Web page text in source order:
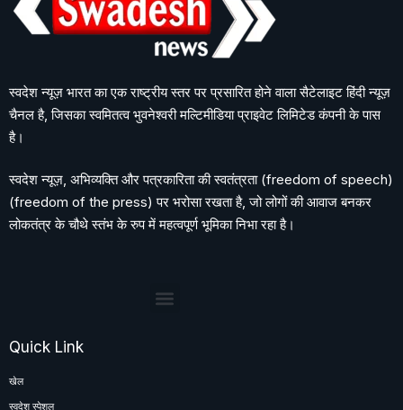
स्वदेश न्यूज़ भारत का एक राष्ट्रीय स्तर पर प्रसारित होने वाला सैटेलाइट हिंदी न्यूज़
चैनल है, जिसका स्वमितत्व भुवनेश्वरी मल्टिमीडिया प्राइवेट लिमिटेड कंपनी के पास
है।
स्वदेश न्यूज़, अभिव्यक्ति और पत्रकारिता की स्वतंत्रता (freedom of speech)
(freedom of the press) पर भरोसा रखता है, जो लोगों की आवाज बनकर
लोकतंत्र के चौथे स्तंभ के रुप में महत्वपूर्ण भूमिका निभा रहा है।
Quick Link
खेल
स्वदेश स्पेशल